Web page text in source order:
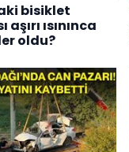
bisiklet
ısınınca
oldu?